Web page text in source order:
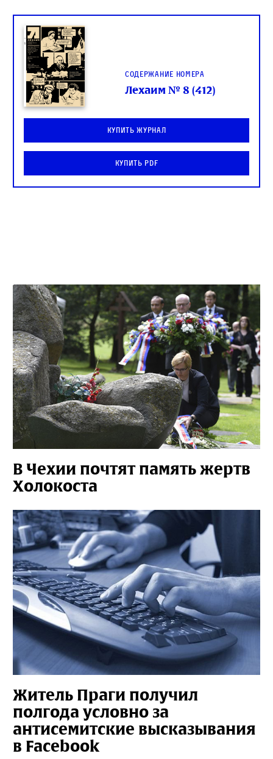
Содержание номера
Лехаим № 8 (412)
Купить журнал
Купить PDF
В Чехии почтят память жертв
Холокоста
Житель Праги получил
полгода условно за
антисемитские высказывания
в Facebook